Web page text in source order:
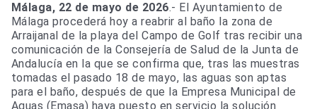
Málaga, 22 de mayo de 2026.- El Ayuntamiento de
Málaga procederá hoy a reabrir al baño la zona de
Arraijanal de la playa del Campo de Golf tras recibir una
comunicación de la Consejería de Salud de la Junta de
Andalucía en la que se confirma que, tras las muestras
tomadas el pasado 18 de mayo, las aguas son aptas
para el baño, después de que la Empresa Municipal de
Aguas (Emasa) haya puesto en servicio la solución